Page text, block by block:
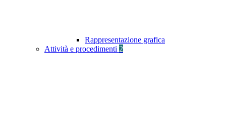
Rappresentazione grafica
Attività e procedimenti 2